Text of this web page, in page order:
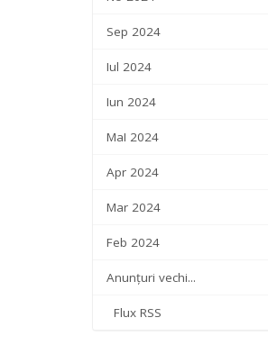
Sep 2024
Iul 2024
Iun 2024
MaI 2024
Apr 2024
Mar 2024
Feb 2024
Anunțuri vechi...
Flux RSS